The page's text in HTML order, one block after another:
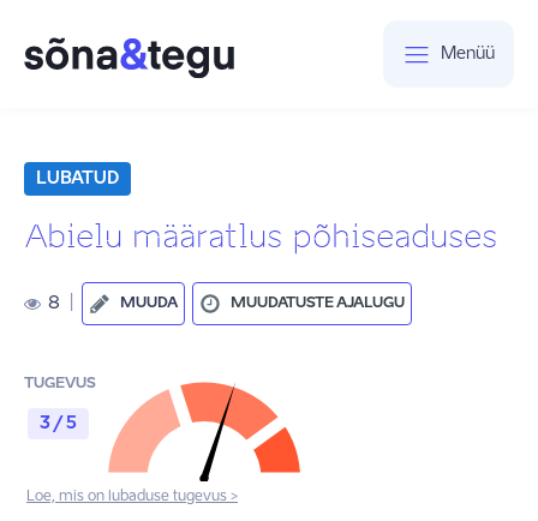
Menüü
LUBATUD
Abielu määratlus põhiseaduses
8 MUUDA MUUDATUSTE AJALUGU
TUGEVUS
3 / 5
Loe, mis on lubaduse tugevus >